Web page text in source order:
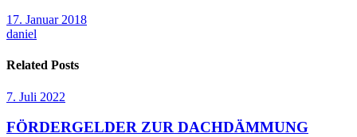
17. Januar 2018
daniel
Related Posts
7. Juli 2022
FÖRDERGELDER ZUR DACHDÄMMUNG